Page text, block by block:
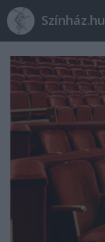
Színház.hu